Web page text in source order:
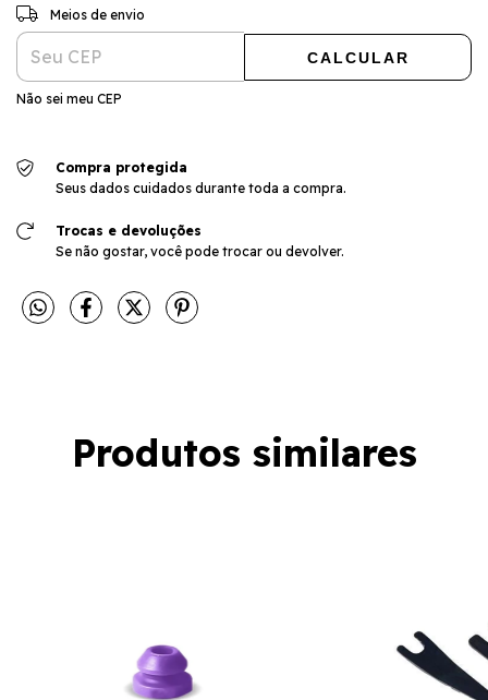
Entregas para o CEP:
Meios de envio
CALCULAR
Não sei meu CEP
Compra protegida
Seus dados cuidados durante toda a compra.
Trocas e devoluções
Se não gostar, você pode trocar ou devolver.
Produtos similares